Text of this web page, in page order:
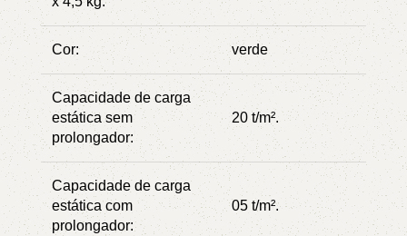
Cor: verde
Capacidade de carga
estática sem
prolongador:
20 t/m².
Capacidade de carga
estática com
prolongador:
05 t/m².